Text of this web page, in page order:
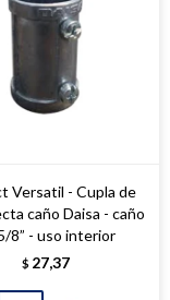
Versatil - Cupla de
caño Daisa - caño
8” - uso interior
$ 27,37